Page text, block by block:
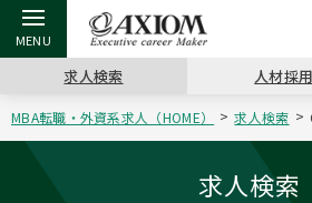
戻る
アクシアムの特長
戻る
キャリア支援 TOP
戻る
転職ツール TOP
戻る
転職コラム TOP
戻る
イベント・セミナー TOP
戻る
会社概要 TOP
求人検索 人材採
MBA転職・外資系求人（HOME） 求人検索
求人検索